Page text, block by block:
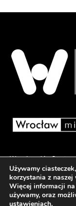
Wrocławskie
pl. Dominikański 6,
Deklaracja
Używamy
korzystania z naszej
Więcej informacji
używamy, oraz
ustawieniach.